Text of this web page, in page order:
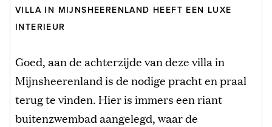
VILLA IN MIJNSHEERENLAND HEEFT EEN LUXE
INTERIEUR
Goed, aan de achterzijde van deze villa in
Mijnsheerenland is de nodige pracht en praal
terug te vinden. Hier is immers een riant
buitenzwembad aangelegd, waar de